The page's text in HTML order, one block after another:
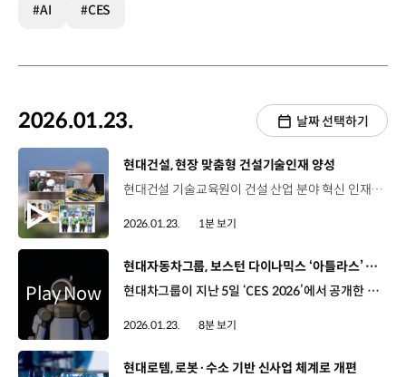
#AI #CES
2026.01.23. 날짜 선택하기
[동영상]
현대건설, 현장 맞춤형 건설기술인재 양성
현대건설 기술교육원이 건설 산업 분야 혁신 인재 육성을 위해 2026년 상반기 ‘취업완성 아카데미’를 운영합니다. 1977년 개원한 현대건설 기술교육원은 국내 건설사 중 유일한 전문인력 양성기관으로 고용노동부로부터 ‘5년 인증 우수훈련기관’으로 선정되는 등 전문성을 인정받아 왔는데요. 이번 상반기에는 플랜트전기·계장실무, 건설공정공사관리, 안전보건관리 등 현장 트렌드와 산업 수요를 반영한 10개 직무를 대상으로 교육생을 모집해 교육을 진행합니다. 현대건설은 건설 현장의 디지털 전환 가속화 흐름에 맞춰 BIM·스마트시티 등 미래형 커리큘럼을 강화하고 있는데요. 앞으로도, 축적된 기술 노하우를 바탕으로 디지털·융합형 건설 인재를 체계적으로 양성할 예정입니다.
2026.01.23. 1분 보기
[동영상]
현대자동차그룹, 보스턴 다이나믹스 ‘아틀라스’ CES 공개 해외 미디어도 집중 보도
현대차그룹이 지난 5일 ‘CES 2026’에서 공개한 보스턴 다이나믹스의 휴머노이드 로봇 '아틀라스'가 연일 뜨거운 반응을 얻고 있습니다. 해외 미디어들도 아틀라스를 비중 있게 소개하면서 호평하고 있죠? 현대차그룹은 '아틀라스'를 공개하며 인간과 협력하는 AI 로보틱스 시대로의 진입을 알렸는데요. 글로벌 유수의 미디어들은 ‘아틀라스’의 주요 특징과 활용 가능성에 대해 상세히 소개하는 한편, 현대차그룹의 피지컬 AI 비전과 보스턴 다이나믹스의 로봇 기술 경쟁력에 대해서도 호평을 이어가고 있습니다. 자세한 내용, 함께 살펴보시죠. 보스턴 다이나믹스의 휴머노이드 로봇 '아틀라스'가 전 세계에서 가장 진전된 피지컬 AI 사례 중 하나로 주목받고 있습니다. 먼저, 세계 최대 뉴스 통신사 중 하나인 'AP'는 “현대차그룹의 보스턴 다이나믹스가 휴머노이드 로봇 아틀라스를 대중에게 처음으로 공개했다”면서 프레스 콘퍼런스에서 첫 선을 보인 ‘아틀라스’를 집중 조명했습니다. AP는 현대차그룹이 "사람처럼 생기고, 사람 대신 일하는 로봇을 만들기 위한 경쟁에 박차를 가했다"고 평가했습니다. 또한, "아틀라스가 두 다리로 바닥에서 스스로 일어나 몇 분 동안 무대 위를 유려하게 걸어 다니며 때때로 관중에게 손을 흔들거나 부엉이처럼 고개를 돌리기도 했다"고 ‘아틀라스’의 움직임을 생생하게 전달했는데요. 특히, “선도적인 로봇 제조업체들도 실수를 우려해 휴머노이드 로봇을 공개적으로 시연하는 경우는 드물다”고 설명하면서, “아틀라스의 시연이 실수나 부족함 없이 아주 뛰어났다”고 극찬했습니다. 지난 ‘CES 2026’의 최대 이슈는 피지컬 AI로, 글로벌 기업들이 다양한 로봇들을 선보였는데요. 영국 런던의 일간지 '가디언'은 ‘CES 2026’에서 공개된 주요 로봇들을 소개하는 기사에서 ‘아틀라스’에 가장 큰 비중을 할애했습니다. ‘아틀라스’의 방수기능과 배터리 자동교체 기능 등을 상세하게 소개하면서, “올해는 보스턴 다이나믹스의 오랜 테스트를 거친 아틀라스가 세련된 제품으로 거듭나는 해가 될 것”이라고 강조했습니다. 프랑스의 보도채널 '유로뉴스'도 “보스턴 다이나믹스는 처음으로 아틀라스를 공개 시연하면서 더 이상 프로토타입이 아니라는 것을 증명했다”고 극찬했는데요. 현대차그룹이 “아틀라스를 통해 인간의 육체적 작업을 줄여주고, 신체적 부담을 경감시켜 인간-로봇 협업 환경의 토대를 마련할 것”이라고 언급했습니다. CES 2026에서 선보인 아틀라스가 정말 큰 반향을 일으키고 있는 것 같습니다. 자동차나 테크 전문지 등에서는 ‘아틀라스’에 대해 어떻게 소개하고 있나요? 자동차, 테크 전문지들도 아틀라스에 대한 기대감을 감추지 않았는데요. 현대차그룹이 피지컬 AI 기반 로봇 기업으로 자리매김하고 있다는 점에도 주목했습니다. 미국의 자동차 전문매체 ‘오토위크’는 ‘현대차의 차세대 모빌리티 혁명은 자동차가 아니다’라는 제목의 기사를 보도했습니다. 오토위크는 현대차그룹의 로봇 비전 실행 전략을 “로봇과 인간의 협업을 촉진하고 보스턴 다이나믹스를 현대차의 글로벌 제조 생태계에 통합하며, 선도적인 AI 기업들과 파트너십을 맺기로 했다”고 설명했는데요. 현대차그룹이 “차세대 기술의 핵심은 전기차나 자율주행이 아닌 로봇에 있다고 믿고 있다”고 짚으면서 ‘아틀라스’ 외에 스팟, 스트레치 등에 대해서도 소개했습니다. 또한, “로봇이 위험한 작업을 대신하고 인간은 감독과 창의성에 집중하는 미래를 제시했다”고 평가하며 현대차그룹의 전략적 메시지를 중점적으로 소개했습니다. 영국 테크 전문 미디어 ‘테크레이더’는 “아틀라스는 세계에서 가장 진보된 휴머노이드 로봇 중 하나”라고 소개했는데요. “아틀라스가 제조 현장에 투입되면 인간의 동료로서 활약하게 될 것”이라고 호평했습니다. 미국의 IT 전문매체 ‘버지’는 보스턴 다이나믹스의 ‘아틀라스’가 테슬라의 휴머노이드 ‘옵티머스’와 경쟁할 모델이라는 점에 주목했습니다. 버지는 “현대차그룹은 로봇이 공장에서 점점 더 중요한 역할을 하게 될 것이라고 내다봤다”면서 아틀라스가 “경쟁사 제품보다 더 발전되고, 작업 수행 능력이 뛰어나다는 것을 입증하고자 했다”고 평가했습니다. 미국의 디지털 미디어 ‘마셔블’은 현대차그룹이 차가 아닌 로봇을 앞세워 CES에 참여한 점에 집중해 로봇 기업으로의 가능성을 언급했습니다. 이어, “현대차그룹과 보스턴 다이나믹스는 언젠가 아틀라스 로봇이 가정에서도 다양한 작업을 수행할 수 있기를 기대하고 있다”며 작업 현장뿐만 아니라 인간을 지원하고 협업하는 다양한 영역으로의 확장성을 내다봤습니다. 튀르키예의 테크 전문지 ‘인터레스팅 엔지니어링’은 “현대차그룹은 로봇을 단순히 감상하는데 그치지 않고, 실제 공장 현장에 투입하고 있다”고 강조했는데요. 이번 CES가 현대차그룹에게 “콘셉트카 전시를 넘어 실제 공장에서 자동화를 어떻게 확장해 나갈지를 논의하는 장이 됐다”고 평가했습니다. 일본의 로봇 전문지 ‘로봇스타트’는 “현대차그룹이 가고자 하는 로봇 생태계는 AI 로봇의 대량생산과 사회적 구현을 가능하게 해 기술 측면뿐만 아니라 비즈니스 측면에서도 리더십을 확보하게 될 것”이라고 예측했는데요. “CES 2026에서 제시된 현대차그룹의 미래 비전은 미래 로봇 사회를 생각할 때 간과할 수만은 없을 것”이라고 표현하며 현대차그룹의 로봇 비전을 호평했습니다. 미국, 유럽, 일본 등 다양한 나라의 미디어들 모두 ‘아틀라스’와 사람이 함께하는 미래에 대해 긍정적인 평가를 내놓고 있는데요. ‘아틀라스’는 글로벌 IT 전문 매체 CNET이 선정하는 ‘Best of CES 2026’에서 ‘Best Robot(최고 로봇)’ 상을 수상하기도 했죠. CNET은 아틀라스의 자연스럽고 인간에 가까운 보행 능력, 세련된 디자인 등 핵심 요소를 높이 평가했는데요. 특히, 인간과 협업하는 차세대 로봇을 통해 현대차그룹이 제시하는 인간 중심 AI 로보틱스 비전을 입증했다고 선정 이유를 밝혔습니다. 현대차그룹은 먼저 산업 현장에서 ‘검증’과 ‘안전’을 중심으로 AI 로보틱스 생태계를 구축하고, 상용화에도 속도를 낼 계획인데요. 이를 통해 피지컬 AI 기반의 로봇 시장을 선도할 수 있길 바랍니다. 오늘 소식 전해주셔서 고맙습니다.
2026.01.23. 8분 보기
[동영상]
현대로템, 로봇·수소 기반 신사업 체계로 개편